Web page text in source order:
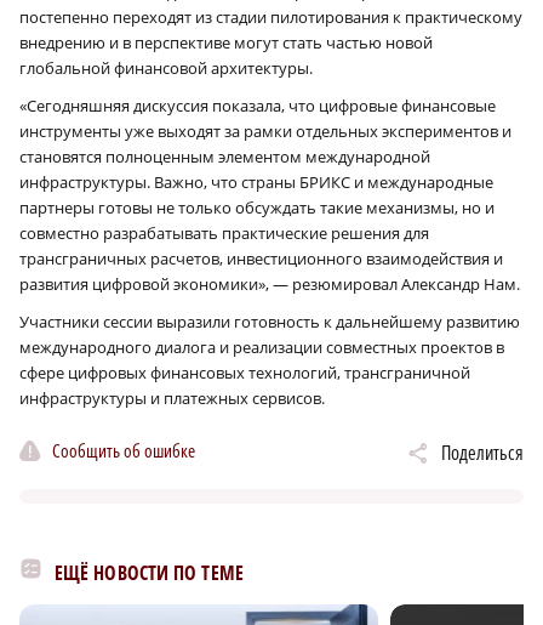
постепенно переходят из стадии пилотирования к практическому
внедрению и в перспективе могут стать частью новой
глобальной финансовой архитектуры.
«Сегодняшняя дискуссия показала, что цифровые финансовые
инструменты уже выходят за рамки отдельных экспериментов и
становятся полноценным элементом международной
инфраструктуры. Важно, что страны БРИКС и международные
партнеры готовы не только обсуждать такие механизмы, но и
совместно разрабатывать практические решения для
трансграничных расчетов, инвестиционного взаимодействия и
развития цифровой экономики», — резюмировал Александр Нам.
Участники сессии выразили готовность к дальнейшему развитию
международного диалога и реализации совместных проектов в
сфере цифровых финансовых технологий, трансграничной
инфраструктуры и платежных сервисов.
Сообщить об ошибке Поделиться
ЕЩЁ НОВОСТИ ПО ТЕМЕ